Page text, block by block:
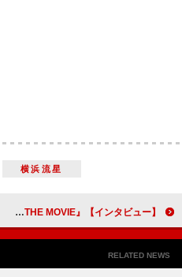
横浜流星
水上恒司、髙石あかり「大人の方たちにもぜひ見てほしいと思いました」『たべっ子どうぶつ THE MOVIE』【インタビュー】
RELATED NEWS